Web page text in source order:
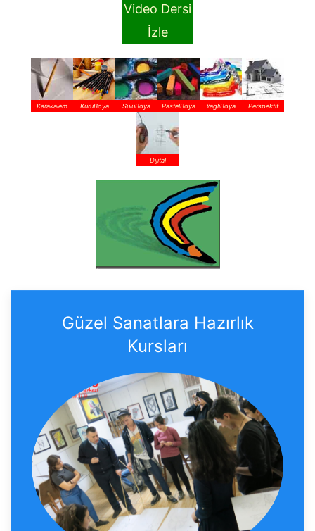
Video Dersi
İzle
Karakalem KuruBoya SuluBoya PastelBoya YagliBoya Perspektif
Dijital
Güzel Sanatlara Hazırlık
Kursları